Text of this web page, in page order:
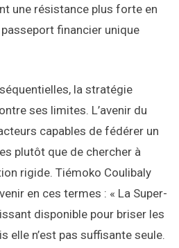
une résistance plus forte en
passeport financier unique
la stratégie
ses limites. L’avenir du
capables de fédérer un
plutôt que de chercher à
rigide. Tiémoko Coulibaly
en ces termes : « La Super-
disponible pour briser les
elle n’est pas suffisante seule.